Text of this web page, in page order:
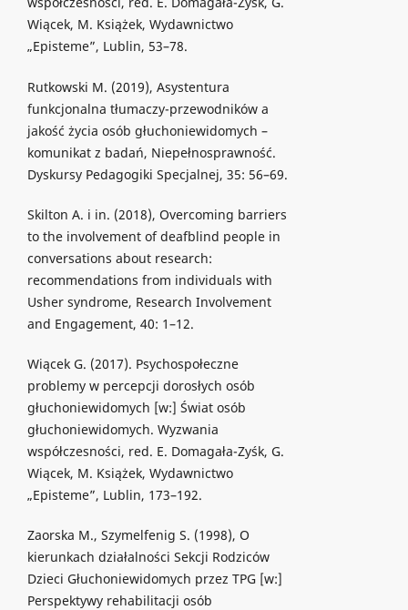
Wiącek, M. Książek, Wydawnictwo
„Episteme”, Lublin, 53–78.
Rutkowski M. (2019), Asystentura
funkcjonalna tłumaczy-przewodników a
jakość życia osób głuchoniewidomych –
komunikat z badań, Niepełnosprawność.
Dyskursy Pedagogiki Specjalnej, 35: 56–69.
Skilton A. i in. (2018), Overcoming barriers
to the involvement of deafblind people in
conversations about research:
recommendations from individuals with
Usher syndrome, Research Involvement
and Engagement, 40: 1–12.
Wiącek G. (2017). Psychospołeczne
problemy w percepcji dorosłych osób
głuchoniewidomych [w:] Świat osób
głuchoniewidomych. Wyzwania
współczesności, red. E. Domagała-Zyśk, G.
Wiącek, M. Książek, Wydawnictwo
„Episteme”, Lublin, 173–192.
Zaorska M., Szymelfenig S. (1998), O
kierunkach działalności Sekcji Rodziców
Dzieci Głuchoniewidomych przez TPG [w:]
Perspektywy rehabilitacji osób